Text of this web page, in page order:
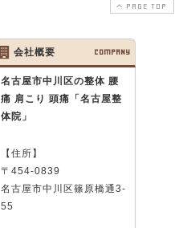
PAGE TOP
会社概要 COMPANY
名古屋市中川区の整体 腰
痛 肩こり 頭痛 「名古屋整
体院」
【住所】
〒454-0839
名古屋市中川区篠原橋通3-
55